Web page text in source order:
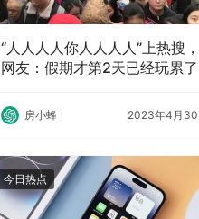
“人人人人你人人人人”上热搜，
网友：假期才第2天已经玩累了
房小蜂 2023年4月
今日热点